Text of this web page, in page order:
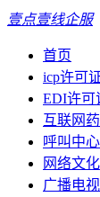
壹点壹线企服
首页
icp许可
EDI许可
互联网
呼叫中
网络文
广播电